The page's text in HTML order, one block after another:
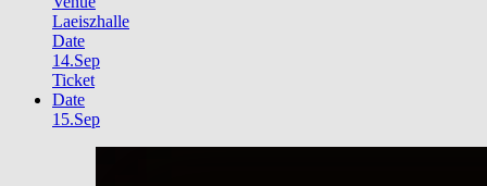
Laeiszhalle
Date
14.Sep
Ticket
Date
15.Sep